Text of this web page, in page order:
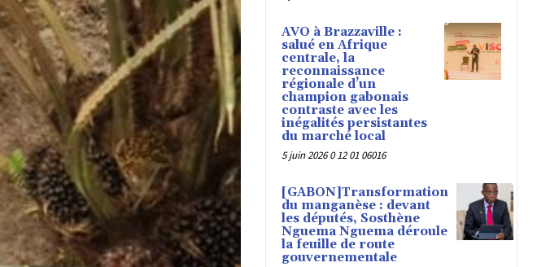
AVO à Brazzaville :
salué en Afrique
centrale, la
reconnaissance
régionale d’un
champion gabonais
contraste avec les
inégalités persistantes
du marché local
5 juin 2026 0 12 01 06016
[GABON]Transformation
du manganèse : devant
les députés, Sosthène
Nguema Nguema déroule
la feuille de route
gouvernementale